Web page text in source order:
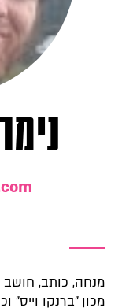
מנחה, כותב, חושב
מכון "ברנקו וייס"